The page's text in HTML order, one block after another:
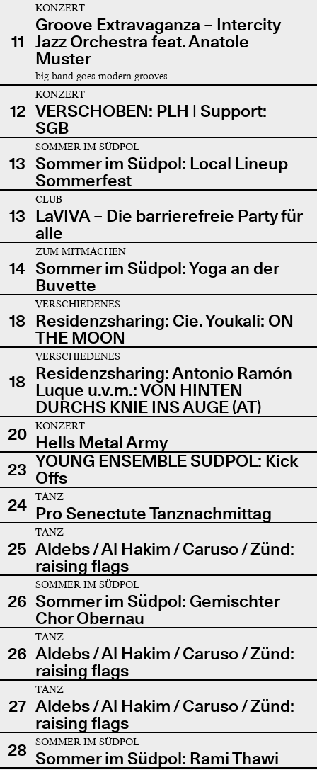
11
KONZERT
Groove Extravaganza – Intercity
Jazz Orchestra feat. Anatole
Muster
big band goes modern grooves
12
KONZERT
VERSCHOBEN: PLH | Support:
SGB
13
SOMMER IM SÜDPOL
Sommer im Südpol: Local Lineup
Sommerfest
13
CLUB
LaVIVA – Die barrierefreie Party für
alle
14
ZUM MITMACHEN
Sommer im Südpol: Yoga an der
Buvette
18
VERSCHIEDENES
Residenzsharing: Cie. Youkali: ON
THE MOON
18
VERSCHIEDENES
Residenzsharing: Antonio Ramón
Luque u.v.m.: VON HINTEN
DURCHS KNIE INS AUGE (AT)
20
KONZERT
Hells Metal Army
23 YOUNG ENSEMBLE SÜDPOL: Kick
Offs
24
TANZ
Pro Senectute Tanznachmittag
25
TANZ
Aldebs / Al Hakim / Caruso / Zünd:
raising flags
26
SOMMER IM SÜDPOL
Sommer im Südpol: Gemischter
Chor Obernau
26
TANZ
Aldebs / Al Hakim / Caruso / Zünd:
raising flags
27
TANZ
Aldebs / Al Hakim / Caruso / Zünd:
raising flags
28
SOMMER IM SÜDPOL
Sommer im Südpol: Rami Thawi